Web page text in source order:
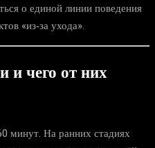
о единой линии поведения
«из‑за ухода».
и чего от них
минут. На ранних стадиях